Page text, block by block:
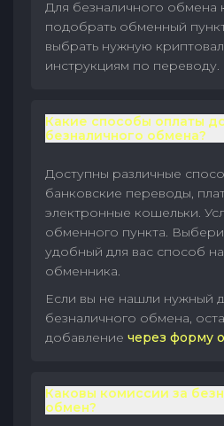
Для безналичного обмена
подобрать обменный
выбрать нужную
инструкциям по переводу.
Какие способы оплаты
безналичного обмена?
Доступны различные
банковские переводы,
электронные кошельки.
обменного пункта.
удобный для вас способ
обменника.
Если вы не нашли нужный
безналичного обмена,
добавление через форму
Каковы комиссии за
обмен?